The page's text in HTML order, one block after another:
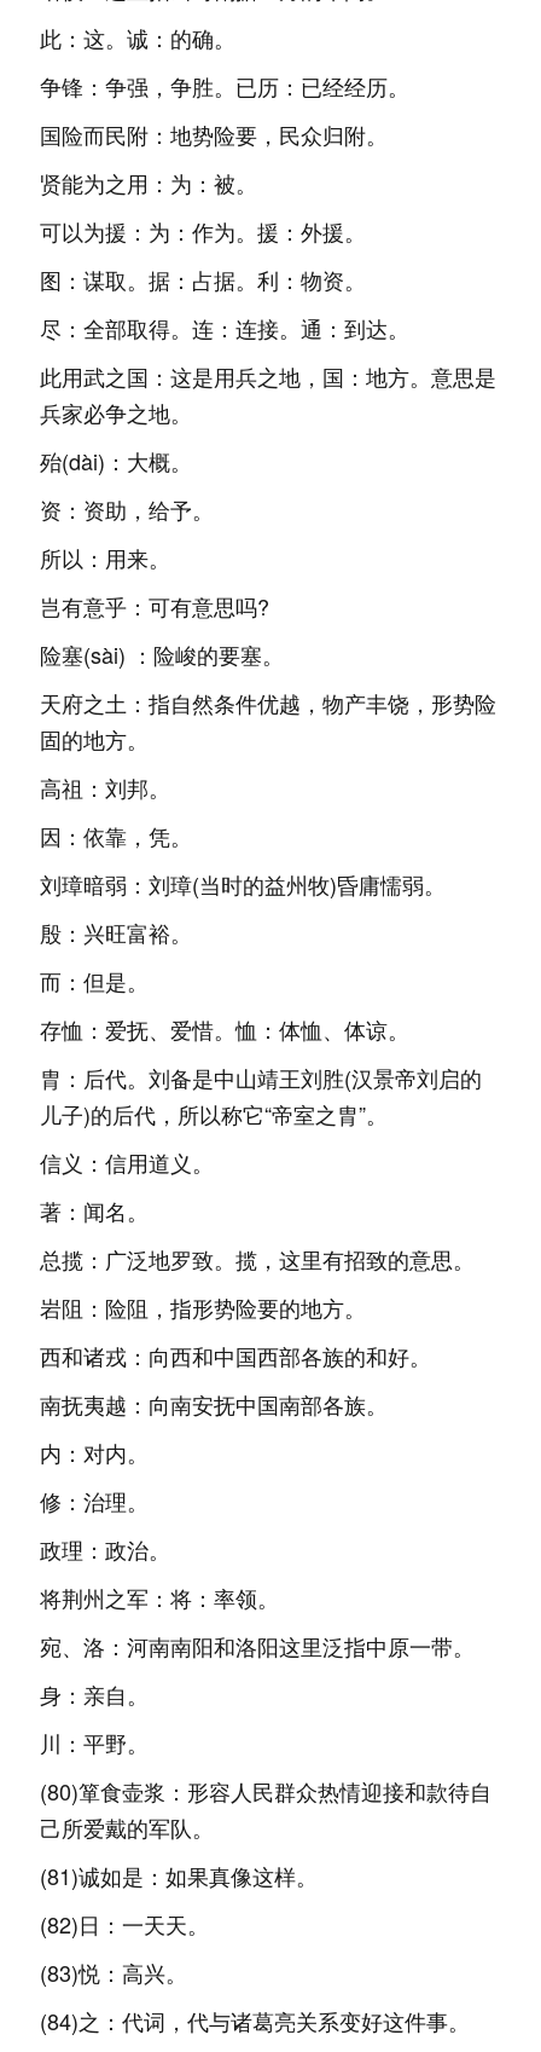
此：这。诚：的确。
争锋：争强，争胜。已历：已经经历。
国险而民附：地势险要，民众归附。
贤能为之用：为：被。
可以为援：为：作为。援：外援。
图：谋取。据：占据。利：物资。
尽：全部取得。连：连接。通：到达。
此用武之国：这是用兵之地，国：地方。意思是
兵家必争之地。
殆(dài)：大概。
资：资助，给予。
所以：用来。
岂有意乎：可有意思吗?
险塞(sài) ：险峻的要塞。
天府之土：指自然条件优越，物产丰饶，形势险
固的地方。
高祖：刘邦。
因：依靠，凭。
刘璋暗弱：刘璋(当时的益州牧)昏庸懦弱。
殷：兴旺富裕。
而：但是。
存恤：爱抚、爱惜。恤：体恤、体谅。
胄：后代。刘备是中山靖王刘胜(汉景帝刘启的
儿子)的后代，所以称它“帝室之胄”。
信义：信用道义。
著：闻名。
总揽：广泛地罗致。揽，这里有招致的意思。
岩阻：险阻，指形势险要的地方。
西和诸戎：向西和中国西部各族的和好。
南抚夷越：向南安抚中国南部各族。
内：对内。
修：治理。
政理：政治。
将荆州之军：将：率领。
宛、洛：河南南阳和洛阳这里泛指中原一带。
身：亲自。
川：平野。
(80)箪食壶浆：形容人民群众热情迎接和款待自
己所爱戴的军队。
(81)诚如是：如果真像这样。
(82)日：一天天。
(83)悦：高兴。
(84)之：代词，代与诸葛亮关系变好这件事。